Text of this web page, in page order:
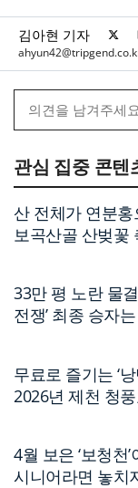
김아현 기자
관심 집중 콘텐
산 전체가 연분
보곡산골 산벚꽃
33만 평 노란 물
전쟁’ 최종 승자
무료로 즐기는 ‘
2026년 제천 청
4월 보은 ‘보청천
시니어라면 놓치